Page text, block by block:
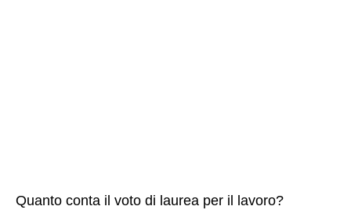
Quanto conta il voto di laurea per il lavoro?